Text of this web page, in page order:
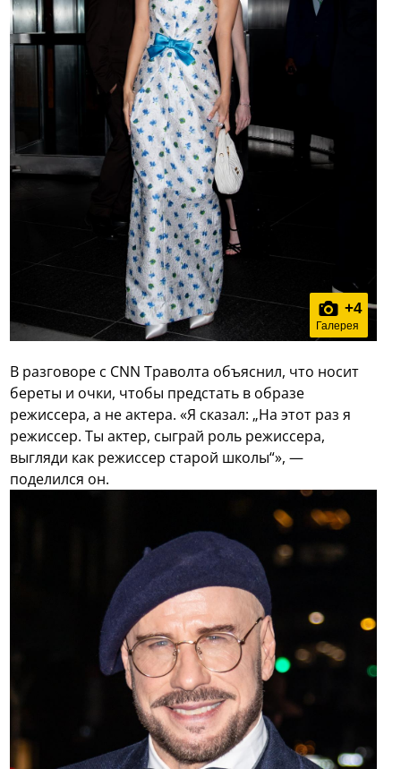
+4
Галерея
В разговоре с CNN Траволта объяснил, что носит
береты и очки, чтобы предстать в образе
режиссера, а не актера. «Я сказал: „На этот раз я
режиссер. Ты актер, сыграй роль режиссера,
выгляди как режиссер старой школы“», —
поделился он.